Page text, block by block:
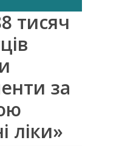
тисяч
за
ліки»